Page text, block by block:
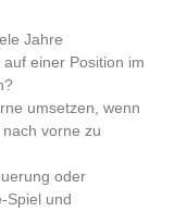
Jahre
einer Position im
umsetzen, wenn
vorne zu
oder
Spiel und